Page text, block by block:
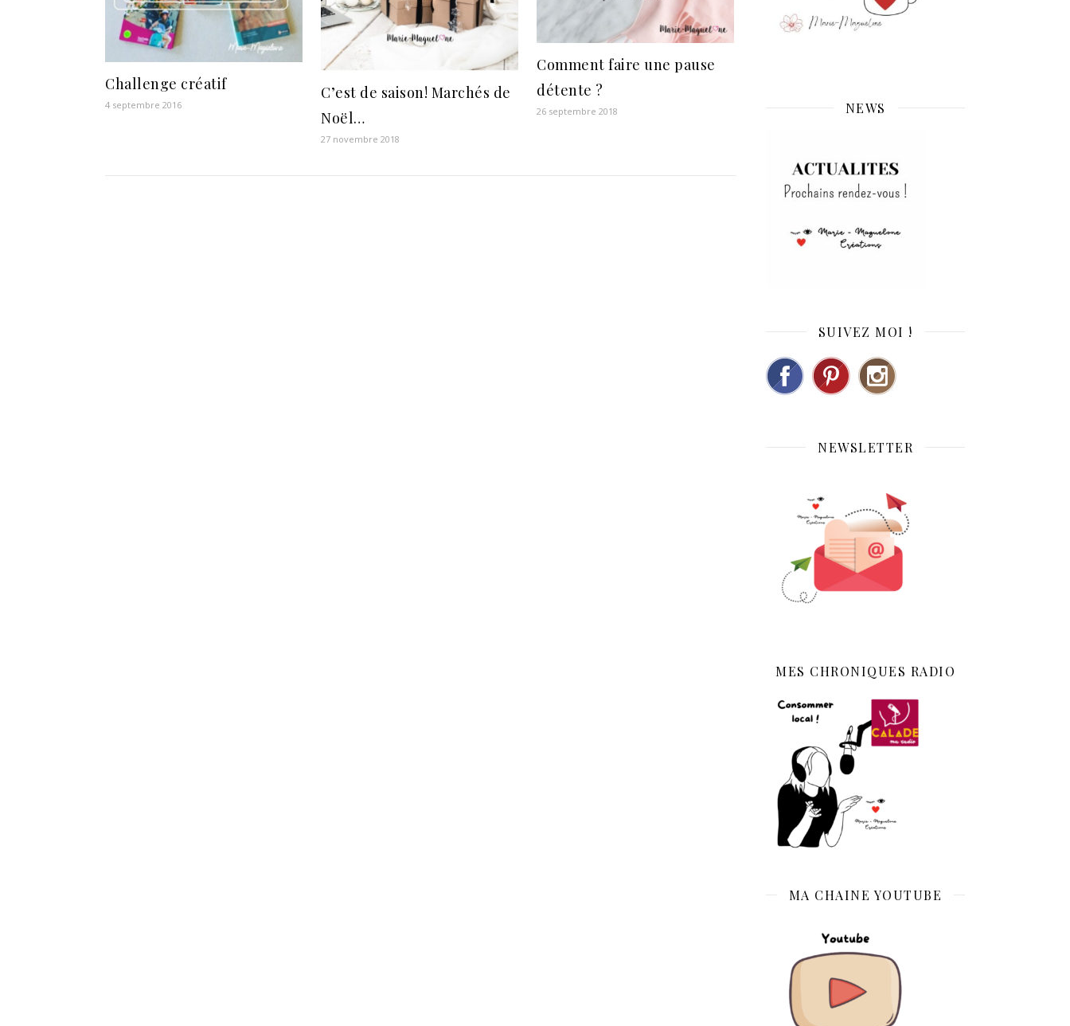
Challenge créatif
4 septembre 2016
C’est de saison! Marchés de
Noël…
27 novembre 2018
Comment faire une pause
détente ?
26 septembre 2018 NEWS
SUIVEZ MOI !
NEWSLETTER
MES CHRONIQUES RADIO
MA CHAINE YOUTUBE